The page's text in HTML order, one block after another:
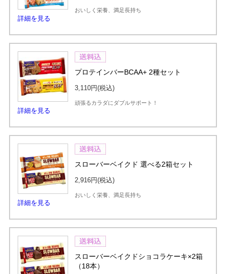
詳細を見る
おいしく栄養、満足長持ち
詳細を見る
プロテインバーBCAA+ 2種セット
3,110円(税込)
頑張るカラダにダブルサポート！
詳細を見る
スローバーベイクド 選べる2箱セット
2,916円(税込)
おいしく栄養、満足長持ち
スローバーベイクドショコラケーキ×2箱
（18本）